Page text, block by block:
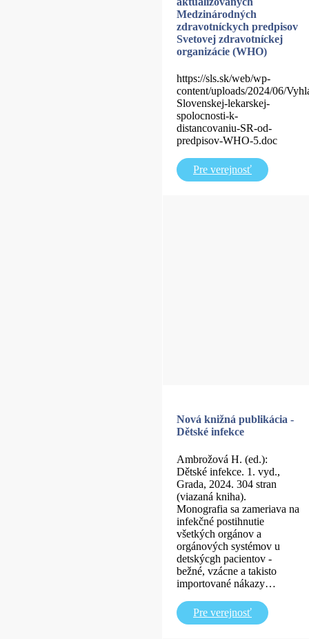
Medzinárodných
zdravotníckych predpisov
Svetovej zdravotníckej
organizácie (WHO)
https://sls.sk/web/wp-
content/uploads/2024/06/
Slovenskej-lekarskej-
spolocnosti-k-
distancovaniu-SR-od-
predpisov-WHO-5.doc
Pre verejnosť
Nová knižná publikácia -
Dětské infekce
Ambrožová H. (ed.):
Dětské infekce. 1. vyd.,
Grada, 2024. 304 stran
(viazaná kniha).
Monografia sa zameriava na
infekčné postihnutie
všetkých orgánov a
orgánových systémov u
detskýcgh pacientov -
bežné, vzácne a takisto
importované nákazy…
Pre verejnosť